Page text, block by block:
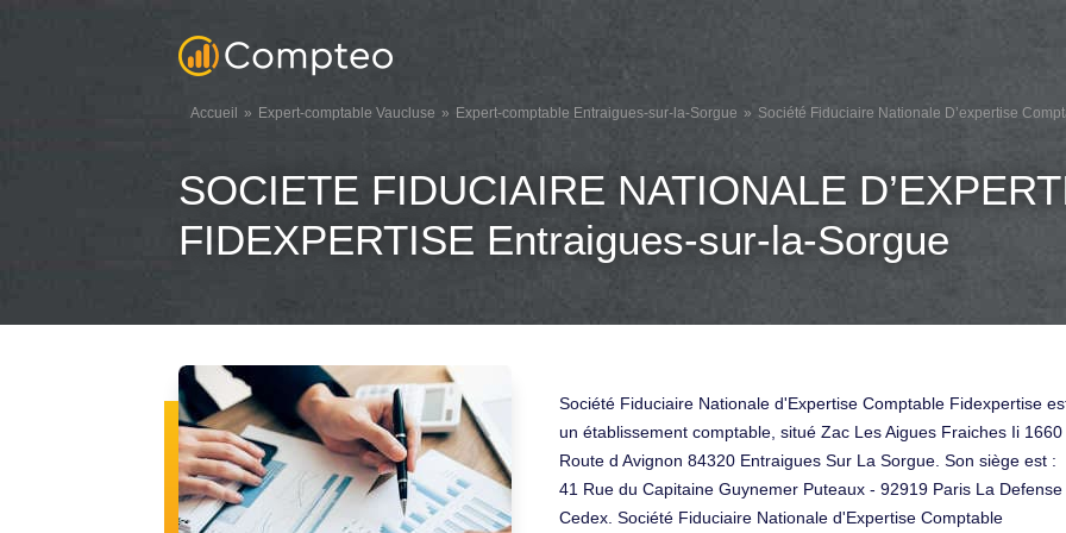
Accueil Expert-comptable Vaucluse Expert-comptable Entraigues-sur-la-Sorgue Société Fiduciaire Nationale D’expertise
SOCIETE FIDUCIAIRE NATIONALE
FIDEXPERTISE Entraigues-sur-la-Sorgue
Société Fiduciaire Nationale d'Expertise Comptable Fidexpertise
un établissement comptable, situé Zac Les Aigues Fraiches Ii 1660
Route d Avignon 84320 Entraigues Sur La Sorgue. Son siège est :
41 Rue du Capitaine Guynemer Puteaux - 92919 Paris La Defense
Cedex. Société Fiduciaire Nationale d'Expertise Comptable